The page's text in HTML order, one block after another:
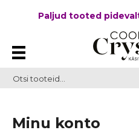
Paljud tooted
Minu konto